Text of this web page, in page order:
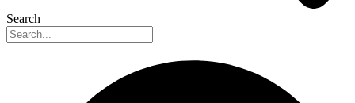
Search